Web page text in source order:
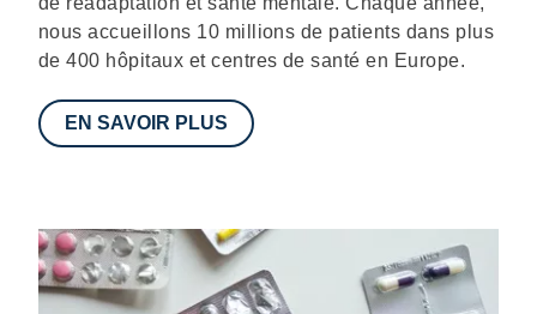
nous accueillons 10 millions de patients dans plus
de 400 hôpitaux et centres de santé en Europe.
EN SAVOIR PLUS